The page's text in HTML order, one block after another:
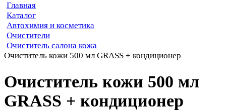
Главная
Каталог
Автохимия и косметика
Очистители
Очиститель салона кожа
Очиститель кожи 500 мл GRASS + кондиционер
Очиститель кожи 500 мл
GRASS + кондиционер